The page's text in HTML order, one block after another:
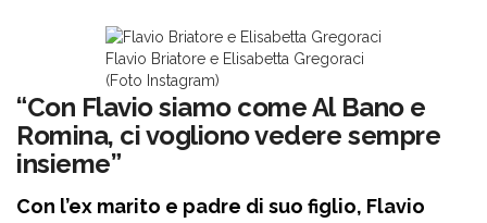
Flavio Briatore e Elisabetta Gregoraci
(Foto Instagram)
“Con Flavio siamo come Al Bano e
Romina, ci vogliono vedere sempre
insieme”
Con l’ex marito e padre di suo figlio, Flavio